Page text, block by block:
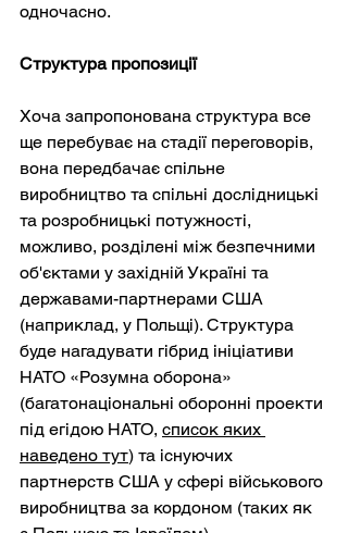
одночасно.
Структура пропозиції
Хоча запропонована структура все
ще перебуває на стадії переговорів,
вона передбачає спільне
виробництво та спільні дослідницькі
та розробницькі потужності,
можливо, розділені між безпечними
об'єктами у західній Україні та
державами-партнерами США
(наприклад, у Польщі). Структура
буде нагадувати гібрид ініціативи
НАТО «Розумна оборона»
(багатонаціональні оборонні проекти
під егідою НАТО, список яких
наведено тут) та існуючих
партнерств США у сфері військового
виробництва за кордоном (таких як